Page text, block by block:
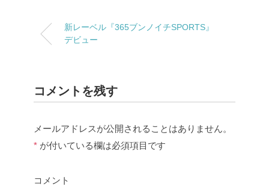
新レーベル『365ブンノイチSPORTS』
デビュー
コメントを残す
メールアドレスが公開されることはありません。
* が付いている欄は必須項目です
コメント